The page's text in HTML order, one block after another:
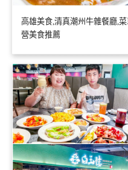
高雄美食,清真潮州牛雜餐廳,
營美食推薦